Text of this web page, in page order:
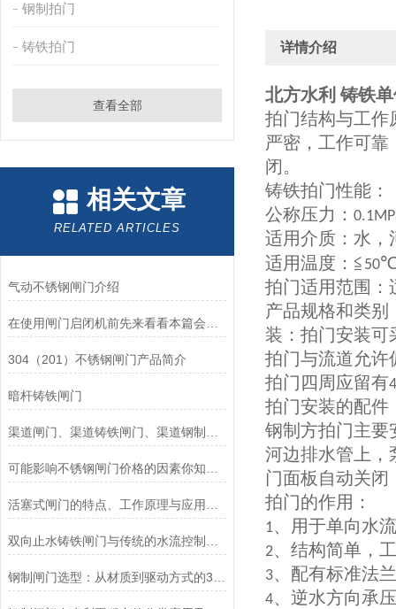
钢制拍门
铸铁拍门
查看全部
相关文章
RELATED ARTICLES
气动不锈钢闸门介绍
304（201）不锈钢闸门产品简介
暗杆铸铁闸门
详情介绍
北方水利 铸铁
拍门结构与工作
严密，工作可
闭。
铸铁拍门性能：
公称压力：
适用介质：水，
适用温度：≦ 50
拍门适用范围：
产品规格和类别
装：拍门安装可
拍门与流道允许
拍门四周应留有
拍门安装的配件
钢制方拍门主要
河边排水管上，
门面板自动关
拍门的作用：
1、用于单向水
2、结构简单，
3、配有标准法
4、逆水方向承